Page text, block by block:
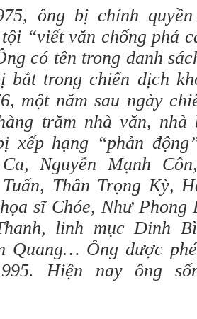
ông bị chính
“viết văn chống phá
có tên trong danh
bắt trong chiến dịch
một năm sau ngày
trăm nhà văn, nhà
xếp hạng “phản
Nguyễn Mạnh
Thân Trọng Kỳ,
sĩ Chóe, Như
linh mục Đinh
Quang… Ông được
Hiện nay ông